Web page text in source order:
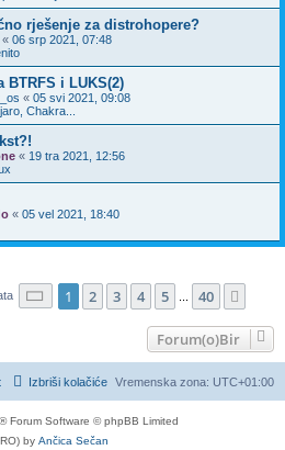
rješenje za distrohopere?
« 06 srp 2021, 07:48
BTRFS i LUKS(2)
« 05 svi 2021, 09:08
Chakra...
« 19 tra 2021, 12:56
« 05 vel 2021, 18:40
Stranica: 1/ 40.
1 2 3 4 5 40
Forum(o)Bir
Vremenska zona: UTC+01:00
Izbriši kolačiće
® Forum Software © phpBB Limited
by Ančica Sečan